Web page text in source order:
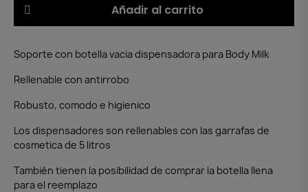
Añadir al carrito
Soporte con botella vacia dispensadora para Body Milk
Rellenable con antirrobo
Robusto, comodo e higienico
Los dispensadores son rellenables con las garrafas de
cosmetica de 5 litros
También tienen la posibilidad de comprar la botella llena
para el reemplazo